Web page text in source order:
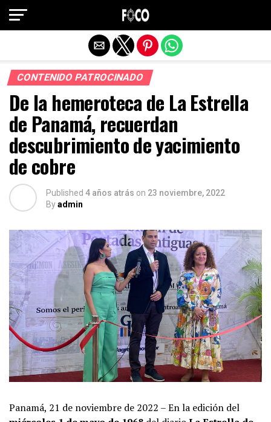
CONTENIDO PATROCINADO
De la hemeroteca de La Estrella
de Panamá, recuerdan
descubrimiento de yacimiento
de cobre
Published 4 años atrás on 23 noviembre, 2022
Byadmin
Panamá, 21 de noviembre de 2022 – En la edición del
Salir de la versión móvil